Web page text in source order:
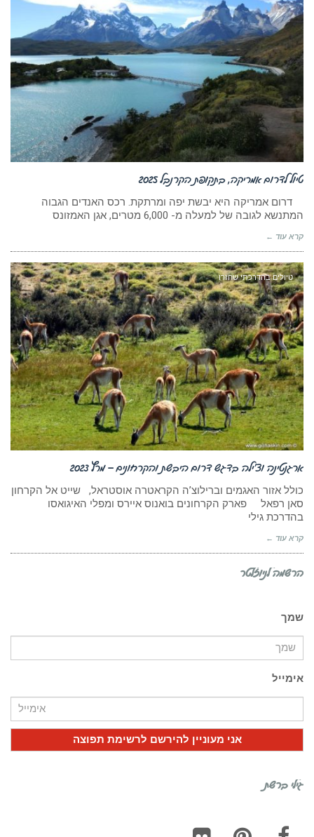
טיול לדרום אמריקה, בתקופת הקרנבל 2025
דרום אמריקה היא יבשת יפה ומרתקת. רכס האנדים הגבוה
המתנשא לגובה של למעלה מ- 6,000 מטרים, אגן האמזונס
קרא עוד ←
טיולים בהדרכתי שחזרו
ארגנטינה וצ’ילה בדגש דרום היבשת והקרחונים – מרץ 2023
כולל אזור האגמים וברילוצ’ה הקראטרה אוסטראל, שייט אל הקרחון
סאן רפאל פארק הקרחונים בואנוס איירס ומפלי האיגואסו
בהדרכת גילי
קרא עוד ←
הרשמה לניוזלטר
שמך
אימייל
גילי ברשת